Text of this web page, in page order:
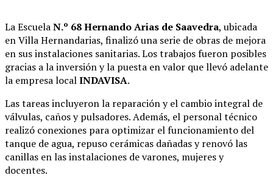
La EscuelaN.º 68 Hernando Arias de Saavedra, ubicada
en Villa Hernandarias, finalizó una serie de obras de mejora
en sus instalaciones sanitarias. Los trabajos fueron posibles
gracias a la inversión y la puesta en valor que llevó adelante
la empresa localINDAVISA.
Las tareas incluyeron la reparación y el cambio integral de
válvulas, caños y pulsadores. Además, el personal técnico
realizó conexiones para optimizar el funcionamiento del
tanque de agua, repuso cerámicas dañadas y renovó las
canillas en las instalaciones de varones, mujeres y
docentes.